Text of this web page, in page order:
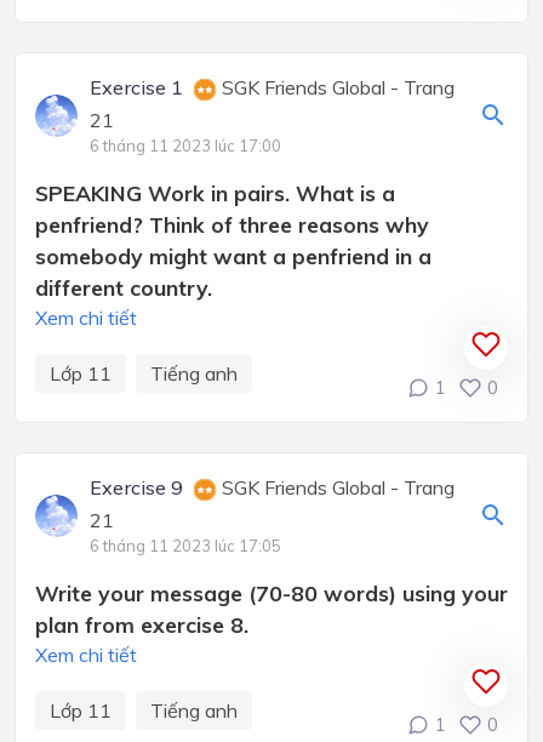
Exercise 1
SGK Friends Global - Trang
21
6 tháng 11 2023 lúc 17:00
SPEAKING Work in pairs. What is a
penfriend? Think of three reasons why
somebody might want a penfriend in a
different country.
Xem chi tiết
Lớp 11 Tiếng anh
1 0
Exercise 9
SGK Friends Global - Trang
21
6 tháng 11 2023 lúc 17:05
Write your message (70-80 words) using your
plan from exercise 8.
Xem chi tiết
Lớp 11 Tiếng anh
1 0